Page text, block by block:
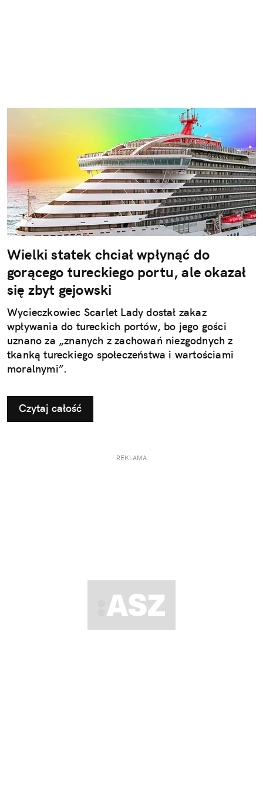
Wielki statek chciał wpłynąć do
gorącego tureckiego portu, ale okazał
się zbyt gejowski
Wycieczkowiec Scarlet Lady dostał zakaz
wpływania do tureckich portów, bo jego gości
uznano za „znanych z zachowań niezgodnych z
tkanką tureckiego społeczeństwa i wartościami
moralnymi”.
Czytaj całość
REKLAMA